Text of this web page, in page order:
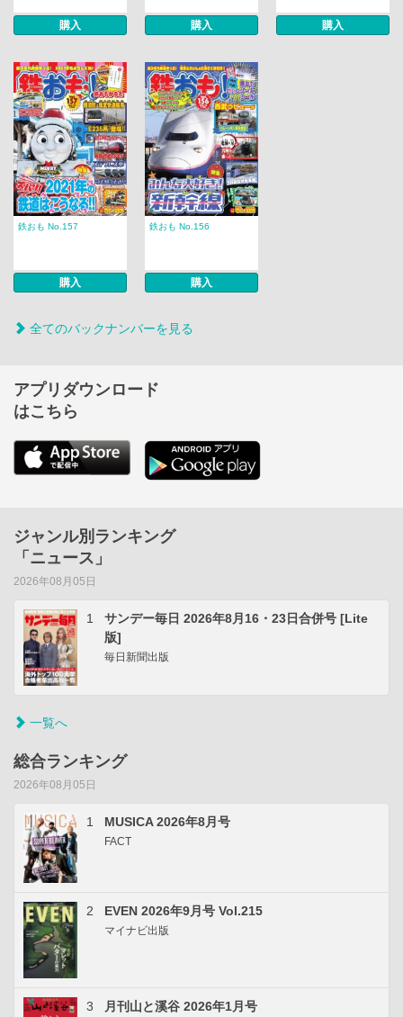
購入 購入 購入
鉄おも No.157
購入
鉄おも No.156
購入
全てのバックナンバーを見る
アプリダウンロード
はこちら
ジャンル別ランキング
「ニュース」
2026年08月05日
1
サンデー毎日 2026年8月16・23日合併号 [Lite
版]
毎日新聞出版
一覧へ
総合ランキング
2026年08月05日
1 MUSICA 2026年8月号
FACT
2 EVEN 2026年9月号 Vol.215
マイナビ出版
3 月刊山と溪谷 2026年1月号